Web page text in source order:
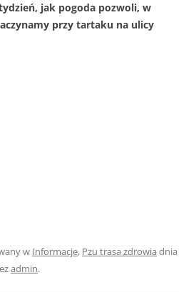
jak pogoda pozwoli, w
przy tartaku na ulicy
w Informacje, Pzu trasa zdrowia dnia
admin.